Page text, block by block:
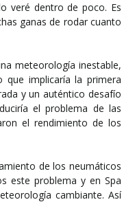
veré dentro de poco. Es
ganas de rodar cuanto
meteorología inestable,
que implicaría la primera
y un auténtico desafío
el problema de las
el rendimiento de los
de los neumáticos
este problema y en Spa
cambiante. Así